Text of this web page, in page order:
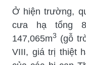
Ở hiện trường,
cưa hạ tổng
147,065m3 (gỗ
VIII, giá trị thiệt